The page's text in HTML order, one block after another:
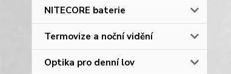
NITECORE baterie
Termovize a noční vidění
Optika pro denní lov